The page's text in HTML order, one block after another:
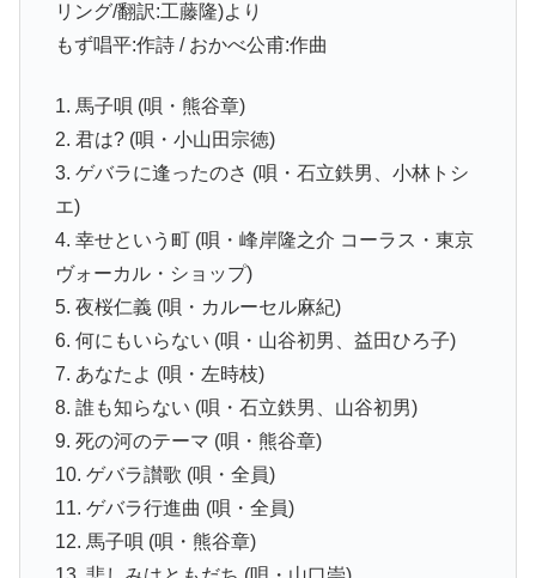
リング/翻訳:工藤隆)より
もず唱平:作詩 / おかべ公甫:作曲
1. 馬子唄 (唄・熊谷章)
2. 君は? (唄・小山田宗徳)
3. ゲバラに逢ったのさ (唄・石立鉄男、小林トシ
エ)
4. 幸せという町 (唄・峰岸隆之介 コーラス・東京
ヴォーカル・ショップ)
5. 夜桜仁義 (唄・カルーセル麻紀)
6. 何にもいらない (唄・山谷初男、益田ひろ子)
7. あなたよ (唄・左時枝)
8. 誰も知らない (唄・石立鉄男、山谷初男)
9. 死の河のテーマ (唄・熊谷章)
10. ゲバラ讃歌 (唄・全員)
11. ゲバラ行進曲 (唄・全員)
12. 馬子唄 (唄・熊谷章)